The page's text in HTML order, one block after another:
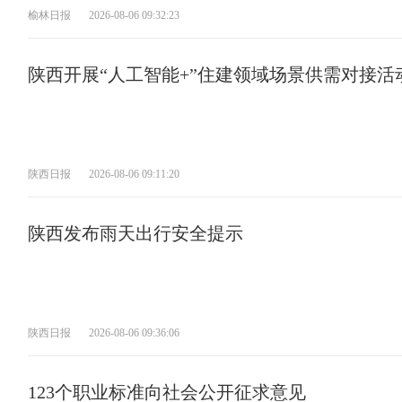
榆林日报 2026-08-06 09:32:23
陕西开展“人工智能+”住建领域场景供需对接活
陕西日报 2026-08-06 09:11:20
陕西发布雨天出行安全提示
陕西日报 2026-08-06 09:36:06
123个职业标准向社会公开征求意见